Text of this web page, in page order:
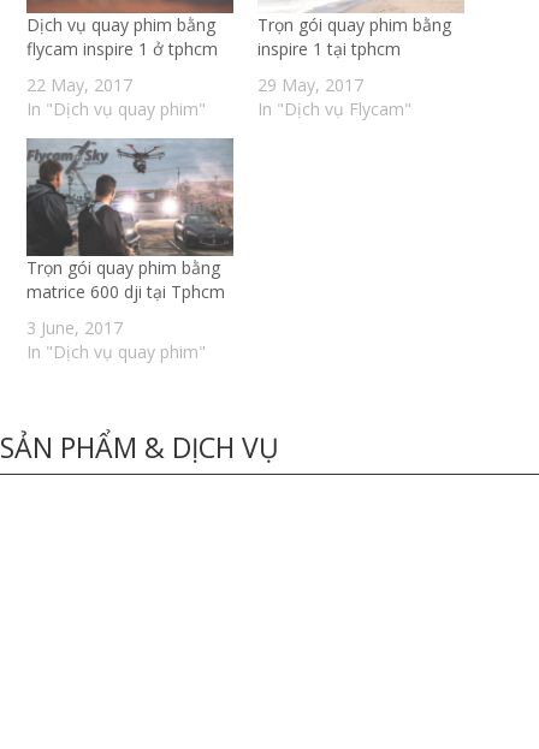
Dịch vụ quay phim bằng
flycam inspire 1 ở tphcm
22 May, 2017
In "Dịch vụ quay phim"
Trọn gói quay phim bằng
inspire 1 tại tphcm
29 May, 2017
In "Dịch vụ Flycam"
Trọn gói quay phim bằng
matrice 600 dji tại Tphcm
3 June, 2017
In "Dịch vụ quay phim"
SẢN PHẨM & DỊCH VỤ